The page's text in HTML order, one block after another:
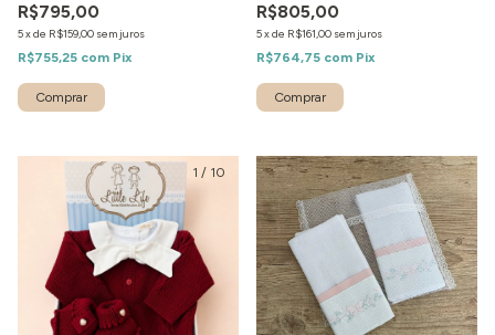
R$795,00
5xde R$159,00 sem juros
R$755,25 com Pix
Comprar
R$805,00
5xde R$161,00 sem juros
R$764,75 com Pix
Comprar
1 / 10